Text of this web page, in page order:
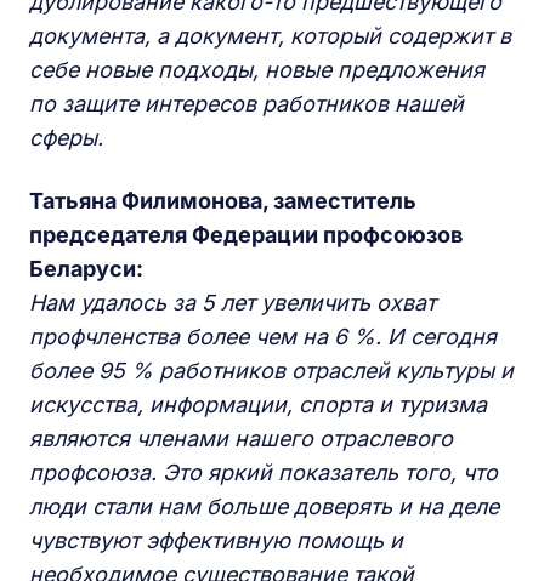
документа, а документ, который содержит в
себе новые подходы, новые предложения
по защите интересов работников нашей
сферы.
Татьяна Филимонова, заместитель
председателя Федерации профсоюзов
Беларуси:
Нам удалось за 5 лет увеличить охват
профчленства более чем на 6 %. И сегодня
более 95 % работников отраслей культуры и
искусства, информации, спорта и туризма
являются членами нашего отраслевого
профсоюза. Это яркий показатель того, что
люди стали нам больше доверять и на деле
чувствуют эффективную помощь и
необходимое существование такой